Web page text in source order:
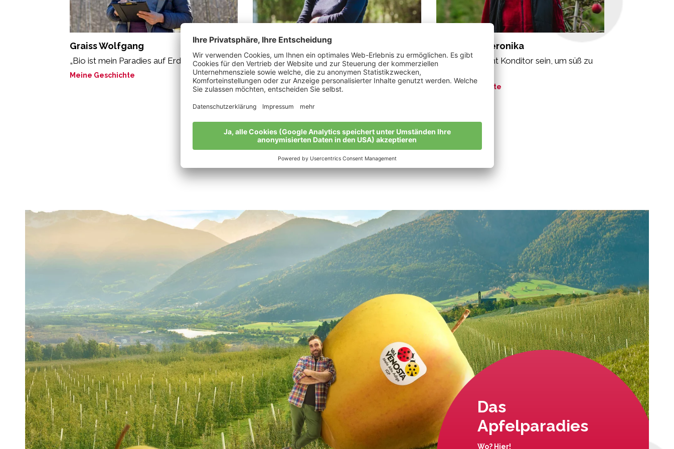
Graiss Wolfgang
„Bio ist mein Paradies auf Erden.“
Meine Geschichte
Klammsteiner Petra
„Was man langsam beobachten kann, kann
man auch verstehen lernen.“
Meine Geschichte
Tappeiner Veronika
„Man muss nicht Konditor sein, um süß zu
Meine Geschichte
Alle Bio-Bauern im Überblick
Das
Apfelparadies
Wo? Hier!